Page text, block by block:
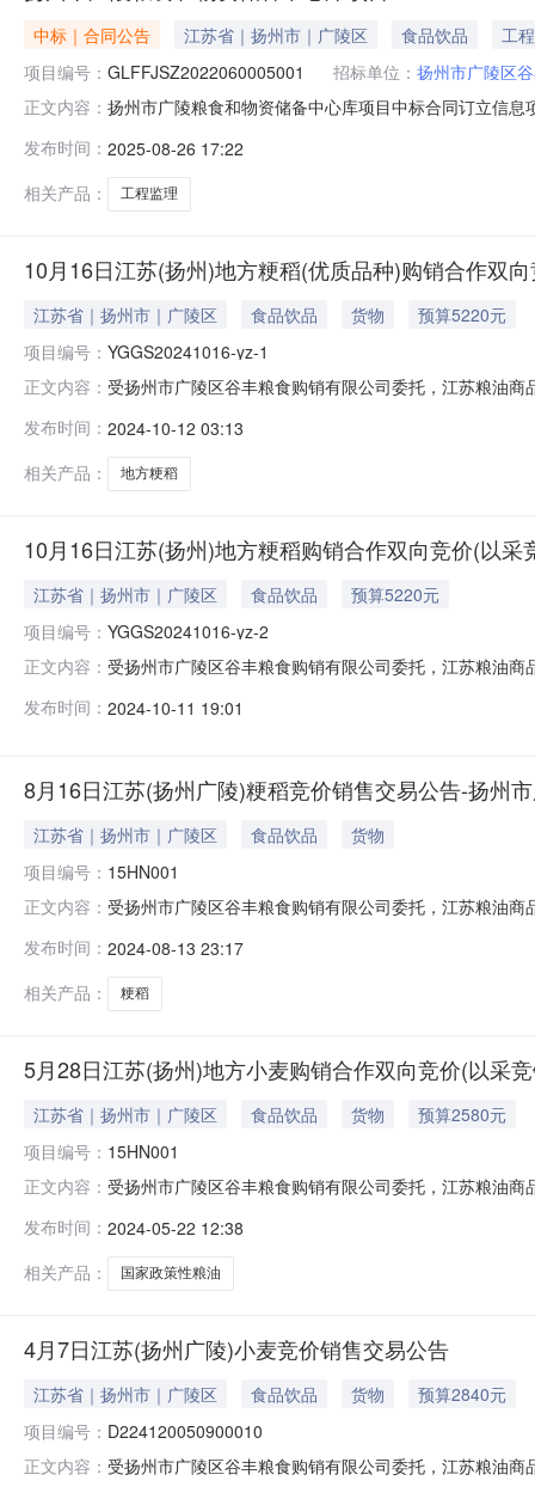
中标｜合同公告 江苏省｜扬州市｜广陵区 食品饮品
工程
项目编号： GLFFJSZ2022060005001 招标单位： 扬州市广陵区
正文内容： 扬州市广陵粮食和物资储备中心库项目中标合同订立信
食和物资储备中心库项目工程监理合同编号*无合同签署
发布时间： 2025-08-26 17:22
相关产品：
工程监理
10月16日江苏(扬州)地方粳稻(优质品种)购销合作双
江苏省｜扬州市｜广陵区 食品饮品 货物
预算5220元
项目编号： YGGS20241016-yz-1
正文内容： 受扬州市广陵区谷丰粮食购销有限公司委托，江苏粮油
粮-江苏市场”进入“江苏地*粮食购销合作（以采竞销）双
实现同等数量粮油
发布时间： 2024-10-12 03:13
相关产品：
地方粳稻
10月16日江苏(扬州)地方粳稻购销合作双向竞价(以采
江苏省｜扬州市｜广陵区 食品饮品
预算5220元
项目编号： YGGS20241016-yz-2
正文内容： 受扬州市广陵区谷丰粮食购销有限公司委托，江苏粮油
粮-江苏市场”进入“江苏地*粮食购销合作（以采竞销）双
发布时间： 2024-10-11 19:01
8月16日江苏(扬州广陵)粳稻竞价销售交易公告-扬州
江苏省｜扬州市｜广陵区 食品饮品
货物
项目编号： 15HN001
正文内容： 受扬州市广陵区谷丰粮食购销有限公司委托，江苏粮油
市场地*粮食交易专场”参与交易。二、品种、数量、质
可以先到
发布时间： 2024-08-13 23:17
相关产品：
粳稻
5月28日江苏(扬州)地方小麦购销合作双向竞价(以采
江苏省｜扬州市｜广陵区 食品饮品 货物
预算2580元
项目编号： 15HN001
正文内容： 受扬州市广陵区谷丰粮食购销有限公司委托，江苏粮油
江苏市场”进入“江苏地*粮食购销合作（以采竞销）双向
现同等数量粮油的
发布时间： 2024-05-22 12:38
相关产品：
国家政策性粮油
4月7日江苏(扬州广陵)小麦竞价销售交易公告
江苏省｜扬州市｜广陵区 食品饮品 货物
预算2840元
项目编号： D224120050900010
正文内容： 受扬州市广陵区谷丰粮食购销有限公司委托，江苏粮油